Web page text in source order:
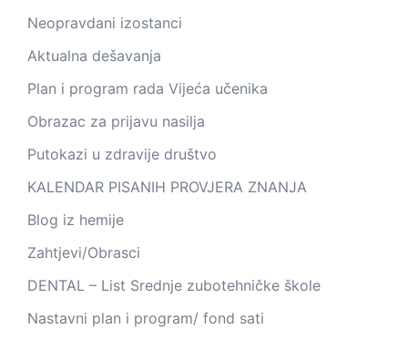
Neopravdani izostanci
Aktualna dešavanja
Plan i program rada Vijeća učenika
Obrazac za prijavu nasilja
Putokazi u zdravije društvo
KALENDAR PISANIH PROVJERA ZNANJA
Blog iz hemije
Zahtjevi/Obrasci
DENTAL – List Srednje zubotehničke škole
Nastavni plan i program/ fond sati